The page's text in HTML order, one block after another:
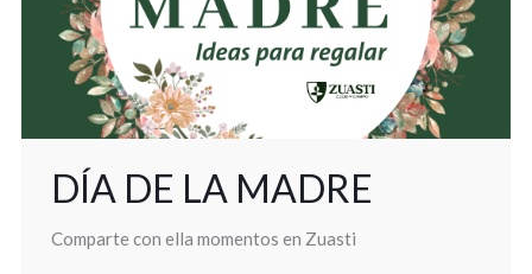
DÍA DE LA MADRE
Comparte con ella momentos en Zuasti